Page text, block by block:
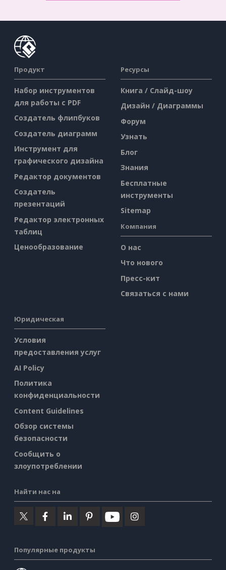
Продукт
Набор инструментов
для работы с PDF
Создатель флипбуков
Создатель диаграмм
Инструмент для
графического дизайна
Редактор документов
Создатель
презентаций
Редактор электронных
таблиц
Ценообразование
Ресурсы
Книга / Слайд-шоу
Дизайн / Диаграммы
Форум
Узнать
Блог
Знания
Бесплатные
инструменты
Sitemap
Компания
О нас
Что нового
Пресс-кит
Связаться с нами
Юридическая
Условия
предоставления услуг
AI Policy
Политика
конфиденциальности
Content Guidelines
Обзор системы
безопасности
Сообщить о
злоупотреблении
Найти нас на
Популярные продукты